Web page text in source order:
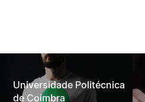
Universidade Politécnica
de Coimbra